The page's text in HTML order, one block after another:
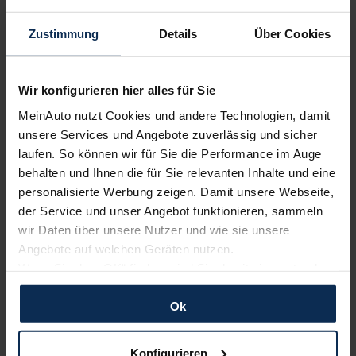
Zustimmung Details Über Cookies
Wir konfigurieren hier alles für Sie
MeinAuto nutzt Cookies und andere Technologien, damit
unsere Services und Angebote zuverlässig und sicher
laufen. So können wir für Sie die Performance im Auge
behalten und Ihnen die für Sie relevanten Inhalte und eine
personalisierte Werbung zeigen. Damit unsere Webseite,
der Service und unser Angebot funktionieren, sammeln
wir Daten über unsere Nutzer und wie sie unsere
Angebote auf welchen Geräten nutzen.
und erlauben uns Cookies für unseren Service zu
verwenden und diese Daten an Dritte weiterzugeben,
etwa an unsere Marketingpartner. Falls Sie dem nicht
Ok
Konfigurieren
Ausstattungslinie wählen:
Modelljahr 2027
CALIFORNIA
41.174,00€
AUSSTATTUNG IM DETAIL
44.101,40€